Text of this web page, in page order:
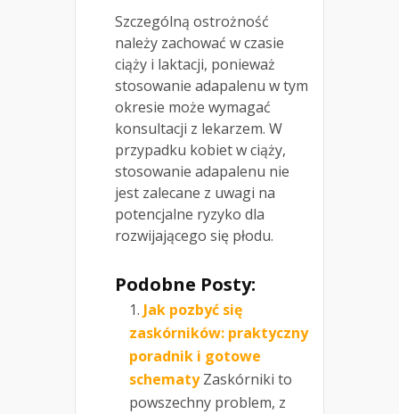
Szczególną ostrożność
należy zachować w czasie
ciąży i laktacji, ponieważ
stosowanie adapalenu w tym
okresie może wymagać
konsultacji z lekarzem. W
przypadku kobiet w ciąży,
stosowanie adapalenu nie
jest zalecane z uwagi na
potencjalne ryzyko dla
rozwijającego się płodu.
Podobne Posty:
Jak pozbyć się
zaskórników: praktyczny
poradnik i gotowe
schematy Zaskórniki to
powszechny problem, z